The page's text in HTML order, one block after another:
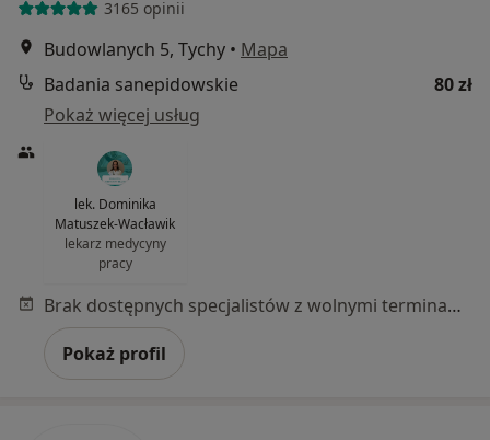
3165 opinii
Budowlanych 5, Tychy • Mapa
Badania sanepidowskie
80 zł
Pokaż więcej usług
lek. Dominika
Matuszek-Wacławik
lekarz medycyny
pracy
Brak dostępnych specjalistów z wolnymi terminami w tym centrum medycznym.
Pokaż profil